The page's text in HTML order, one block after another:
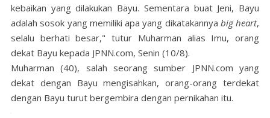
kebaikan yang dilakukan Bayu. Sementara buat Jeni, Bayu
adalah sosok yang memiliki apa yang dikatakannya big heart,
selalu berhati besar," tutur Muharman alias Imu, orang
dekat Bayu kepada JPNN.com, Senin (10/8).
Muharman (40), salah seorang sumber JPNN.com yang
dekat dengan Bayu mengisahkan, orang-orang terdekat
dengan Bayu turut bergembira dengan pernikahan itu.